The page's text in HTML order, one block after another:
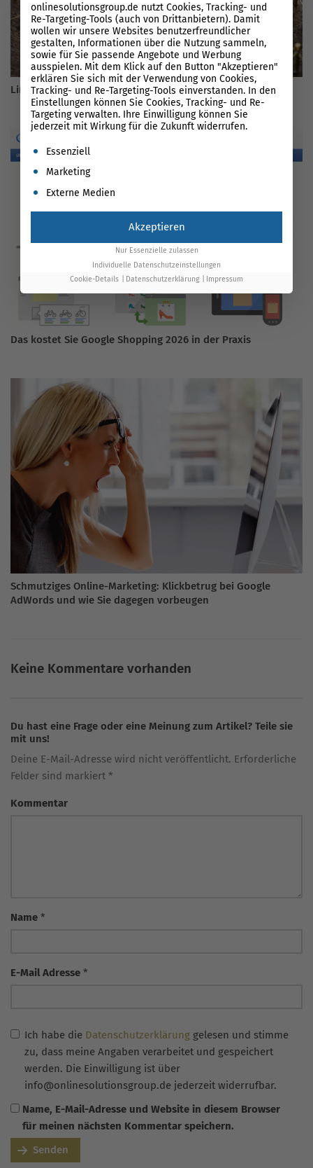
Linkbuilding 2026
Das kostet Sie Google Shopping 2026 in der Praxis
Schmutziges Online-Marketing: Klickbetrug bei Google
AdWords und wie Sie dagegen vorbeugen
Keine Kommentare vorhanden
Du hast eine Frage oder eine Meinung zum Artikel? Teile sie
mit uns!
Deine E-Mail-Adresse wird nicht veröffentlicht. Erforderliche
Felder sind markiert *
Kommentar
Name *
E-Mail Adresse *
Ich habe die Datenschutzerklärung gelesen und stimme
zu, dass meine Angaben verarbeitet und gespeichert
werden. Die Einwilligung ist über
info@onlinesolutionsgroup.de jederzeit widerrufbar.
Name, E-Mail-Adresse und Website in diesem Browser
für meinen nächsten Kommentar speichern.
Senden
onlinesolutionsgroup.de nutzt Cookies, Tracking- und
Re-Targeting-Tools (auch von Drittanbietern). Damit
wollen wir unsere Websites benutzerfreundlicher
gestalten, Informationen über die Nutzung sammeln,
sowie für Sie passende Angebote und Werbung
ausspielen. Mit dem Klick auf den Button "Akzeptieren"
erklären Sie sich mit der Verwendung von Cookies,
Tracking- und Re-Targeting-Tools einverstanden. In den
Einstellungen können Sie Cookies, Tracking- und Re-
Targeting verwalten. Ihre Einwilligung können Sie
jederzeit mit Wirkung für die Zukunft widerrufen.
Es folgt eine Liste der Service-Gruppen, für die eine
Essenziell
Marketing
Externe Medien
Akzeptieren
Nur Essenzielle zulassen
Individuelle Datenschutzeinstellungen
Cookie-Details
Datenschutzerklärung Impressum